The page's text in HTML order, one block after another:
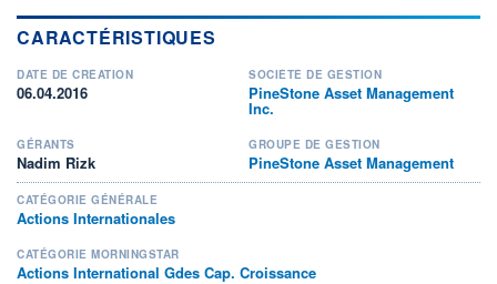
CARACTÉRISTIQUES
DATE DE CRÉATION
06.04.2016
SOCIÉTÉ DE GESTION
PineStone Asset Management
Inc.
GÉRANTS
Nadim Rizk
GROUPE DE GESTION
PineStone Asset Management
CATÉGORIE GÉNÉRALE
Actions Internationales
CATÉGORIE MORNINGSTAR
Actions International Gdes Cap. Croissance